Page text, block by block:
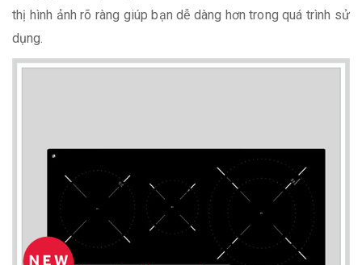
thị hình ảnh rõ ràng giúp bạn dễ dàng hơn trong quá trình sử
dụng.